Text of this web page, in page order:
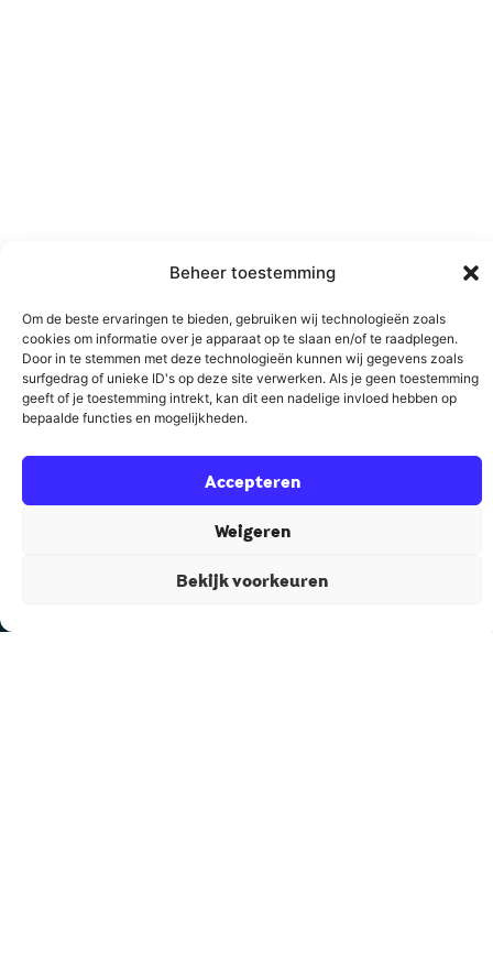
Beheer toestemming
Om de beste ervaringen te bieden, gebruiken wij technologieën zoals
cookies om informatie over je apparaat op te slaan en/of te raadplegen.
Door in te stemmen met deze technologieën kunnen wij gegevens zoals
surfgedrag of unieke ID's op deze site verwerken. Als je geen toestemming
geeft of je toestemming intrekt, kan dit een nadelige invloed hebben op
bepaalde functies en mogelijkheden.
Accepteren
Weigeren
Bekijk voorkeuren
De meeste experts open vast omdat ze te veel weten.
Honderden verhalen en tientallen modellen. Maar geen